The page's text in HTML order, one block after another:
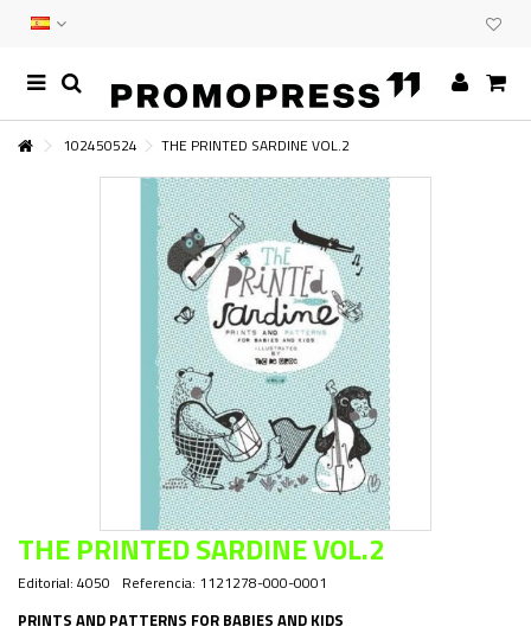
102450524 THE PRINTED SARDINE VOL.2
THE PRINTED SARDINE VOL.2
Editorial: 4050 Referencia: 1121278-000-0001
PRINTS AND PATTERNS FOR BABIES AND KIDS